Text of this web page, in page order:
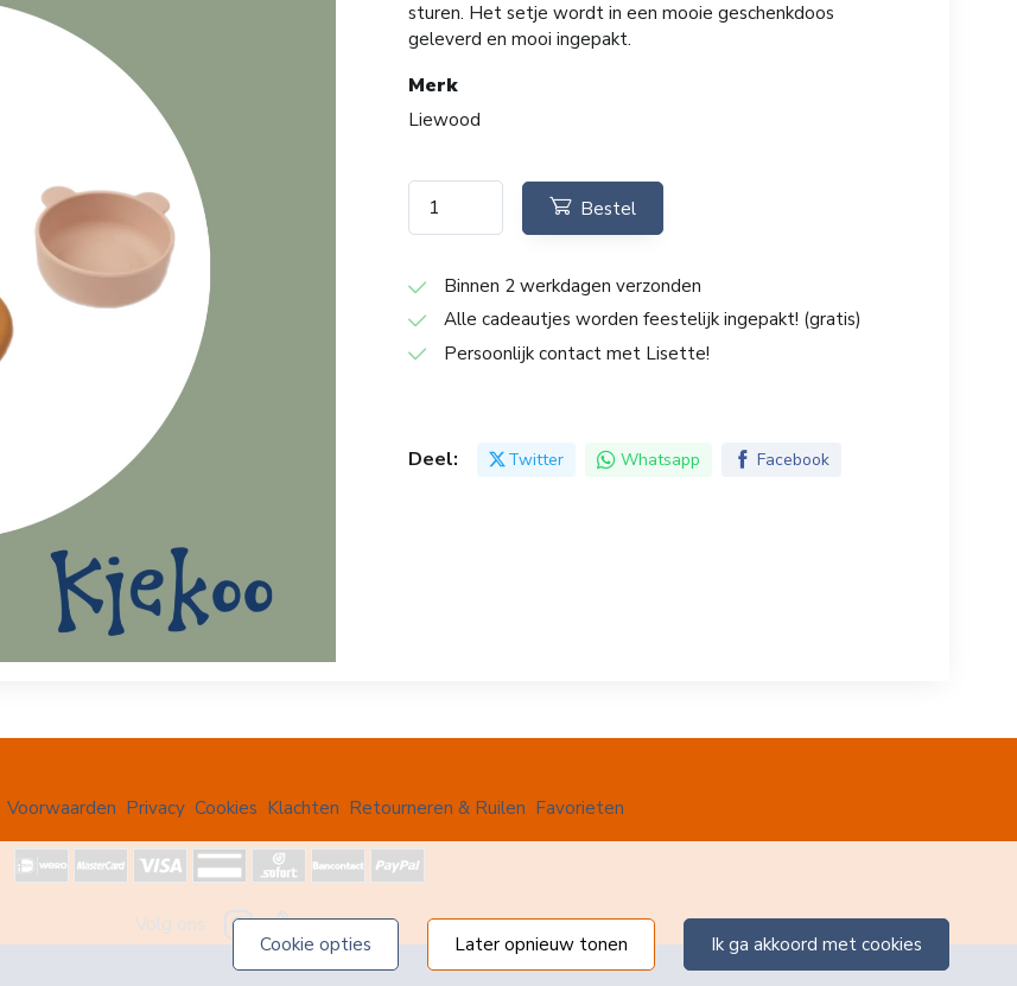
sturen. Het setje wordt in een mooie geschenkdoos
geleverd en mooi ingepakt.
Merk
Liewood
Bestel
Binnen 2 werkdagen verzonden
Alle cadeautjes worden feestelijk ingepakt! (gratis)
Persoonlijk contact met Lisette!
Deel: Twitter Whatsapp Facebook
Voorwaarden Privacy Cookies Klachten Retourneren & Ruilen Favorieten
Volg ons
ik ga akkoord met cookies
later opnieuw tonen
cookie opties